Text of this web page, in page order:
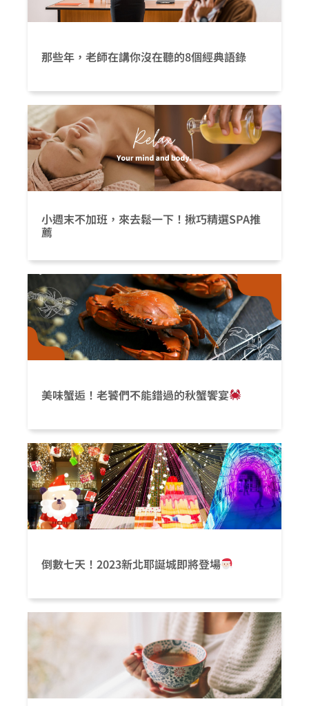
那些年，老師在講你沒在聽的8個經典語錄
小週末不加班，來去鬆一下！揪巧精選SPA推
薦
美味蟹逅！老饕們不能錯過的秋蟹饗宴
倒數七天！2023新北耶誕城即將登場